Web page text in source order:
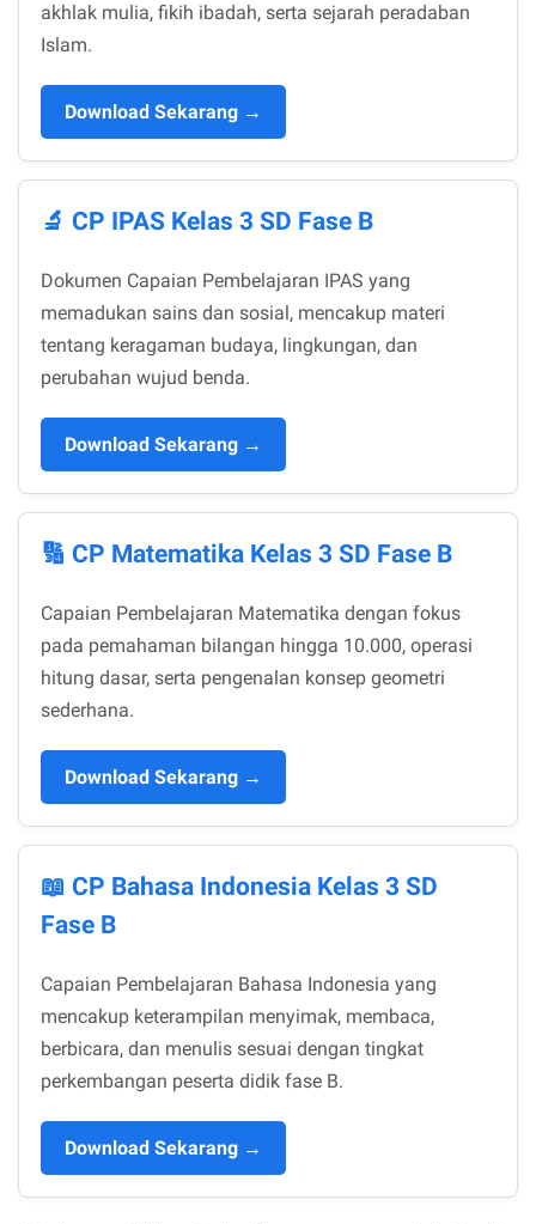
akhlak mulia, fikih ibadah, serta sejarah peradaban
Islam.
Download Sekarang →
🔬 CP IPAS Kelas 3 SD Fase B
Dokumen Capaian Pembelajaran IPAS yang
memadukan sains dan sosial, mencakup materi
tentang keragaman budaya, lingkungan, dan
perubahan wujud benda.
Download Sekarang →
🔢 CP Matematika Kelas 3 SD Fase B
Capaian Pembelajaran Matematika dengan fokus
pada pemahaman bilangan hingga 10.000, operasi
hitung dasar, serta pengenalan konsep geometri
sederhana.
Download Sekarang →
📖 CP Bahasa Indonesia Kelas 3 SD
Fase B
Capaian Pembelajaran Bahasa Indonesia yang
mencakup keterampilan menyimak, membaca,
berbicara, dan menulis sesuai dengan tingkat
perkembangan peserta didik fase B.
Download Sekarang →